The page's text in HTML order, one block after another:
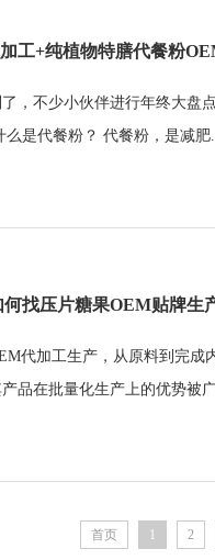
工+纯植物特膳代餐粉
，不少小伙伴进行年终大盘
么是代餐粉？ 代餐粉，是减肥
何找压片糖果OEM贴牌生
代加工生产，从原料到完成
品在批量化生产上的优势被
首页 1 2